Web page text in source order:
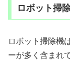
ロボット掃
ロボット掃除機
ーが多く含まれ